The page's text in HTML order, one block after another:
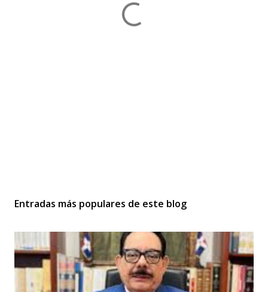
Entradas más populares de este blog